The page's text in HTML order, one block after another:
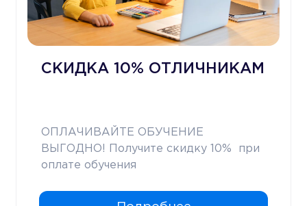
СКИДКА 10% ОТЛИЧНИКАМ
ОПЛАЧИВАЙТЕ ОБУЧЕНИЕ
ВЫГОДНО! Получите скидку 10% при
оплате обучения